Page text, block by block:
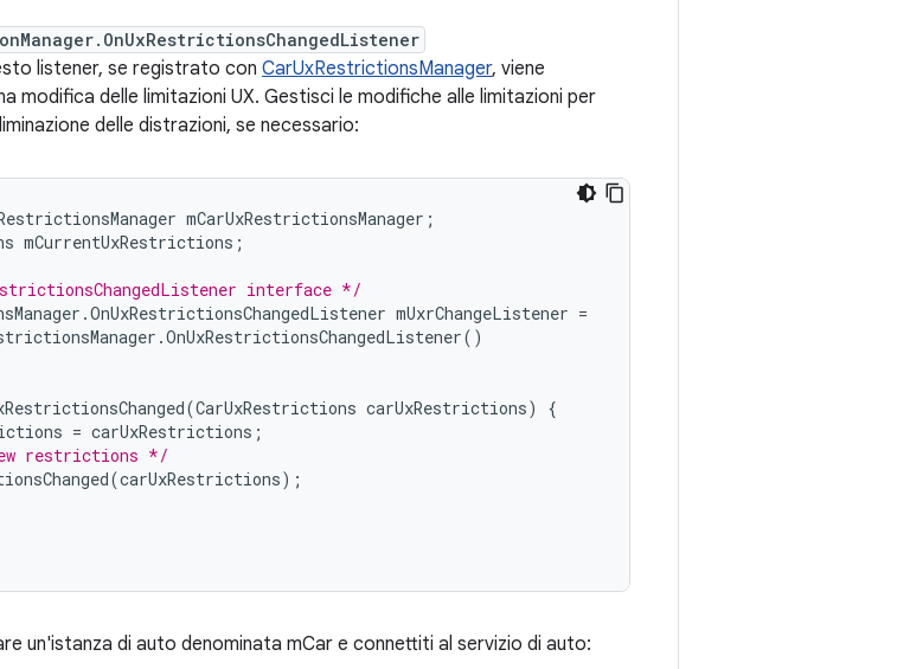
listener, se registrato con CarUxRestrictionsManager, viene
modifica delle limitazioni UX. Gestisci le modifiche alle limitazioni per
delle distrazioni, se necessario:
mCarUxRestrictionsManager ;
mCurrentUxRestrictions ;
interface */
.OnUxRestrictionsChangedListener mUxrChangeListener =
.OnUxRestrictionsChangedListener()
(CarUxRestrictions carUxRestrictions)
{
= carUxRestrictions ;
restrictions */
(carUxRestrictions);
un'istanza di auto denominata mCar e connettiti al servizio di auto: